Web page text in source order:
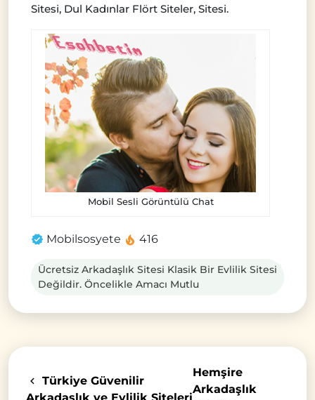
Sitesi, Dul Kadınlar Flört Siteler, Sitesi.
Mobil Sesli Görüntülü Chat
Mobilsosyete 416
Ücretsiz Arkadaşlık Sitesi Klasik Bir Evlilik Sitesi
Değildir. Öncelikle Amacı Mutlu
Türkiye Güvenilir
Hemşire
Arkadaşlık